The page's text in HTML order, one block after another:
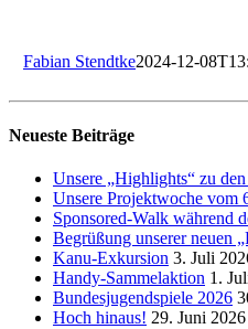
Fabian Stendtke2024-12-
Neueste Beiträge
Unsere „Highlights“ zu
Unsere Projektwoche vom
Sponsored-Walk während
Begrüßung unserer neuen
Kanu-Exkursion 3. Juli
Handy-Sammelaktion 1.
Bundesjugendspiele 2026
Hoch hinaus! 29. Juni 2026